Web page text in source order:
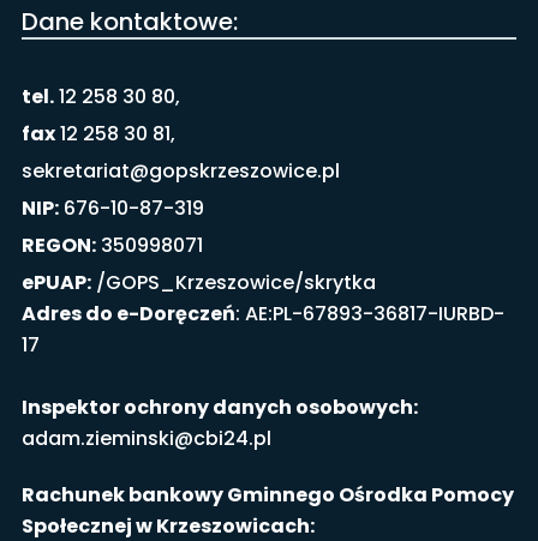
Dane kontaktowe:
tel.12 258 30 80,
fax12 258 30 81,
sekretariat@gopskrzeszowice.pl
NIP:676-10-87-319
REGON:350998071
ePUAP:/GOPS_Krzeszowice/skrytka
Adres do e-Doręczeń: AE:PL-67893-36817-IURBD-
17
Inspektor ochrony danych osobowych:
adam.zieminski@cbi24.pl
Rachunek bankowy Gminnego Ośrodka Pomocy
Społecznej w Krzeszowicach: